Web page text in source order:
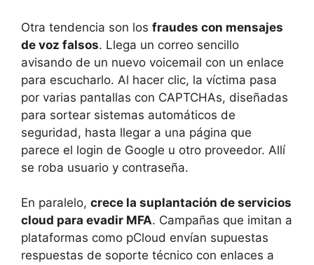
Otra tendencia son los fraudes con mensajes
de voz falsos. Llega un correo sencillo
avisando de un nuevo voicemail con un enlace
para escucharlo. Al hacer clic, la víctima pasa
por varias pantallas con CAPTCHAs, diseñadas
para sortear sistemas automáticos de
seguridad, hasta llegar a una página que
parece el login de Google u otro proveedor. Allí
se roba usuario y contraseña.
En paralelo, crece la suplantación de servicios
cloud para evadir MFA. Campañas que imitan a
plataformas como pCloud envían supuestas
respuestas de soporte técnico con enlaces a